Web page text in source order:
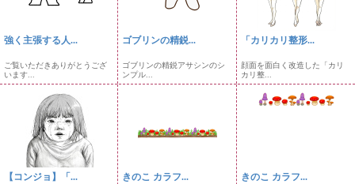
強く主張する人...
ご覧いただきありがとうござ
います...
ゴブリンの精鋭...
ゴブリンの精鋭アサシンのシ
ンプル...
「カリカリ整形...
顔面を面白く改造した「カリ
カリ整...
【コンジョ】「... きのこ カラフ... きのこ カラフ...